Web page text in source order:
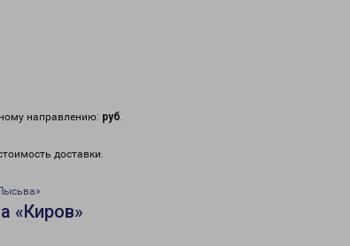
направлению: руб.
доставки.
«Киров»